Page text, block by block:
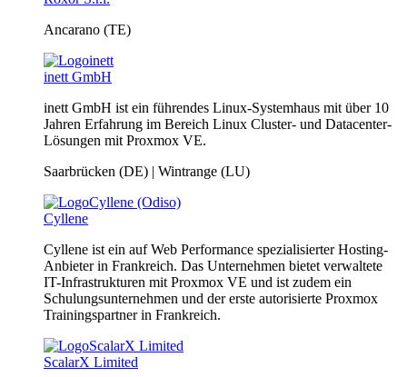
Ancarano (TE)
inett GmbH
inett GmbH ist ein führendes Linux-Systemhaus mit über 10
Jahren Erfahrung im Bereich Linux Cluster- und Datacenter-
Lösungen mit Proxmox VE.
Saarbrücken (DE) | Wintrange (LU)
Cyllene
Cyllene ist ein auf Web Performance spezialisierter Hosting-
Anbieter in Frankreich. Das Unternehmen bietet verwaltete
IT-Infrastrukturen mit Proxmox VE und ist zudem ein
Schulungsunternehmen und der erste autorisierte Proxmox
Trainingspartner in Frankreich.
ScalarX Limited